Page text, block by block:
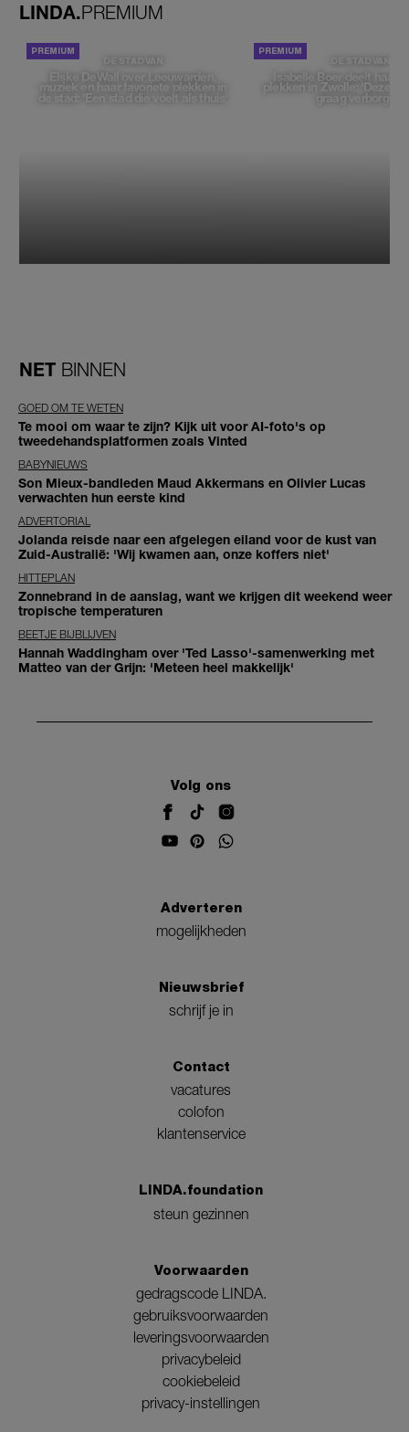
LINDA.PREMIUM
DE STAD VAN
Elske DeWall over Leeuwarden,
muziek en haar favoriete plekken in
de stad: 'Een stad die voelt als thuis'
DE STAD VAN
Isabelle Boer deelt haar
plekken in Zwolle: 'Deze
graag verborgen'
NET BINNEN
GOED OM TE WETEN
Te mooi om waar te zijn? Kijk uit voor AI-foto's op
tweedehandsplatformen zoals Vinted
BABYNIEUWS
Son Mieux-bandleden Maud Akkermans en Olivier Lucas
verwachten hun eerste kind
ADVERTORIAL
Jolanda reisde naar een afgelegen eiland voor de kust van
Zuid-Australië: 'Wij kwamen aan, onze koffers niet'
HITTEPLAN
Zonnebrand in de aanslag, want we krijgen dit weekend weer
tropische temperaturen
BEETJE BIJBLIJVEN
Hannah Waddingham over 'Ted Lasso'-samenwerking met
Matteo van der Grijn: 'Meteen heel makkelijk'
Volg ons
Adverteren
mogelijkheden
Nieuwsbrief
schrijf je in
Contact
vacatures
colofon
klantenservice
LINDA.foundation
steun gezinnen
Voorwaarden
gedragscode LINDA.
gebruiksvoorwaarden
leveringsvoorwaarden
privacybeleid
cookiebeleid
privacy-instellingen